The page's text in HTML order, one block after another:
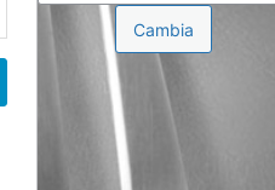
Password
persa